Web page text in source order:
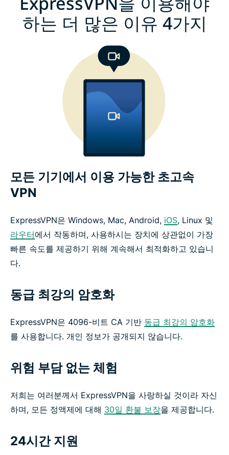
하는 더 많은 이유 4가지
모든 기기에서 이용 가능한 초고속
VPN
ExpressVPN은 Windows, Mac, Android, iOS, Linux 및
라우터에서 작동하며, 사용하시는 장치에 상관없이 가장
빠른 속도를 제공하기 위해 계속해서 최적화하고 있습니
다.
동급 최강의 암호화
ExpressVPN은 4096-비트 CA 기반 동급 최강의 암호화
를 사용합니다. 개인 정보가 공개되지 않습니다.
위험 부담 없는 체험
저희는 여러분께서 ExpressVPN을 사랑하실 것이라 자신
하며, 모든 정액제에 대해 30일 환불 보장을 제공합니다.
24시간 지원